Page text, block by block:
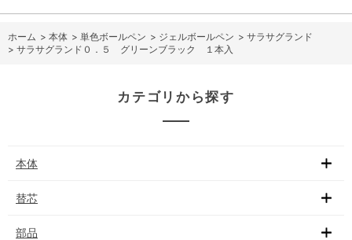
ホーム > 本体 > 単色ボールペン > ジェルボールペン > サラサグランド
> サラサグランド０．５ グリーンブラック １本入
カテゴリから探す
本体
替芯
部品